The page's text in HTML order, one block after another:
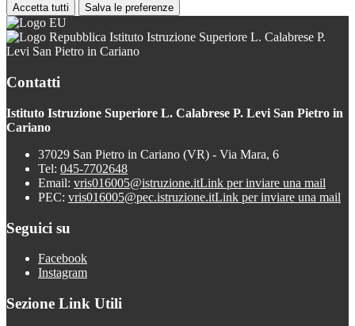
Accetta tutti Salva le preferenze
Istituto Istruzione Superiore L. Calabrese P.
Levi San Pietro in Cariano
Contatti
Istituto Istruzione Superiore L. Calabrese P. Levi San Pietro in
Cariano
37029 San Pietro in Cariano (VR) - Via Mara, 6
Tel: 045-7702648
Email: vris016005@istruzione.itLink per inviare una mail
PEC: vris016005@pec.istruzione.itLink per inviare una mail
Seguici su
Facebook
Instagram
Sezione Link Utili